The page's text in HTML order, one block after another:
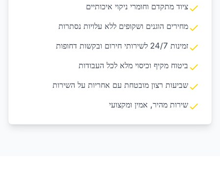
ציוד מתקדם וחומרי ניקוי איכותיים
מחירים הוגנים ושקופים ללא עלויות נסתרות
זמינות 24/7 לשירותי חירום ובקשות דחופות
ביטוח מקיף וכיסוי מלא לכל העבודות
שביעות רצון מובטחת עם אחריות על השירות
שירות מהיר, אמין ומקצועי